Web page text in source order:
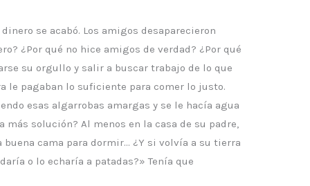
se acabó. Los amigos desaparecieron
¿Por qué no hice amigos de verdad? ¿Por qué
su orgullo y salir a buscar trabajo de lo que
le pagaban lo suficiente para comer lo justo.
esas algarrobas amargas y se le hacía agua
más solución? Al menos en la casa de su padre,
cama para dormir… ¿Y si volvía a su tierra
o lo echaría a patadas?» Tenía que